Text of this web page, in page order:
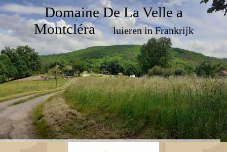
Domaine De La Velle a
Montcléraluieren in Frankrijk